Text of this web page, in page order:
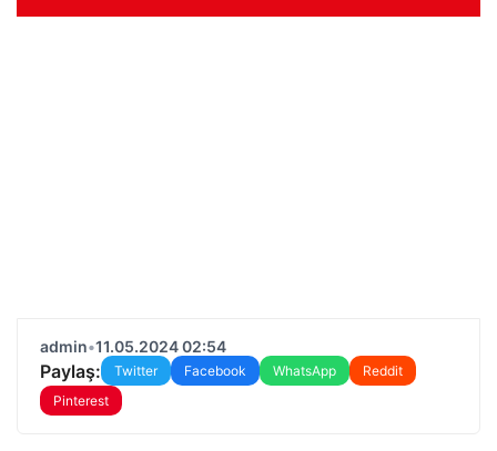
admin•11.05.2024 02:54
Paylaş: Twitter Facebook WhatsApp
Reddit
Pinterest